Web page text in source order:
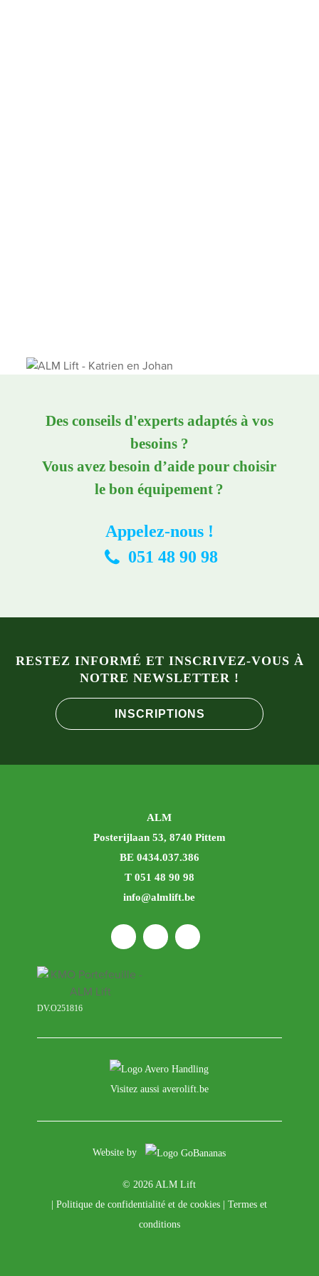
Des conseils d'experts adaptés à vos
besoins ?
Vous avez besoin d’aide pour choisir
le bon équipement ?
Appelez-nous !
051 48 90 98
RESTEZ INFORMÉ ET INSCRIVEZ-VOUS À
NOTRE NEWSLETTER !
INSCRIPTIONS
ALM
Posterijlaan 53, 8740 Pittem
BE 0434.037.386
T 051 48 90 98
info@almlift.be
DV.O251816
Website by
© 2026 ALM Lift
|Politique de confidentialité et de cookies |Termes et
conditions
Visitez aussi averolift.be